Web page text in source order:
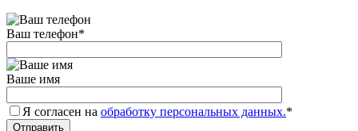
Ваш телефон*
Ваше имя
Я согласен на обработку персональных данных.*